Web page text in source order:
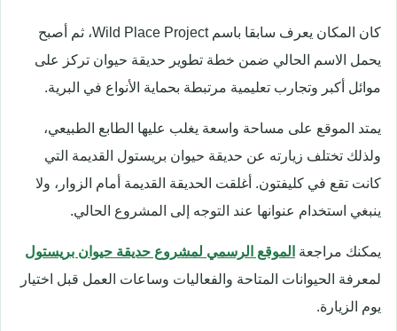
كان المكان يعرف سابقا باسم Wild Place Project، ثم أصبح
يحمل الاسم الحالي ضمن خطة تطوير حديقة حيوان تركز على
موائل أكبر وتجارب تعليمية مرتبطة بحماية الأنواع في البرية.
يمتد الموقع على مساحة واسعة يغلب عليها الطابع الطبيعي،
ولذلك تختلف زيارته عن حديقة حيوان بريستول القديمة التي
كانت تقع في كليفتون. أغلقت الحديقة القديمة أمام الزوار، ولا
ينبغي استخدام عنوانها عند التوجه إلى المشروع الحالي.
يمكنك مراجعة الموقع الرسمي لمشروع حديقة حيوان بريستول
لمعرفة الحيوانات المتاحة والفعاليات وساعات العمل قبل اختيار
يوم الزيارة.